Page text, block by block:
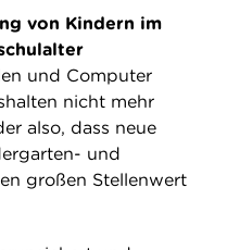
von Kindern im
und Computer
nicht mehr
also, dass neue
und
großen Stellenwert